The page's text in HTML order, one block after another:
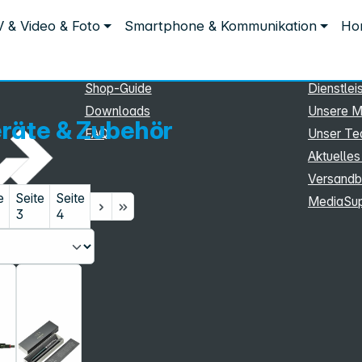
& Video & Foto Smartphone & Kommunikation
& Zubehör
Seite
3
Seite
4
Shop-Guide
Downloads
FAQ
Unsere
Unser